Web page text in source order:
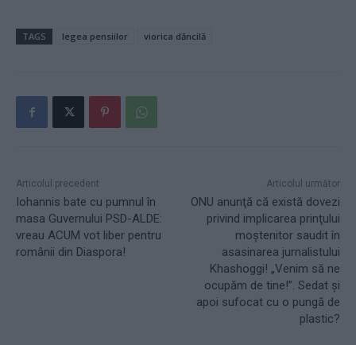
TAGS legea pensiilor viorica dăncilă
Articolul precedent
Iohannis bate cu pumnul în
masa Guvernului PSD-ALDE:
vreau ACUM vot liber pentru
românii din Diaspora!
Articolul următor
ONU anunţă că există dovezi
privind implicarea prinţului
moştenitor saudit în
asasinarea jurnalistului
Khashoggi! „Venim să ne
ocupăm de tine!”. Sedat și
apoi sufocat cu o pungă de
plastic?